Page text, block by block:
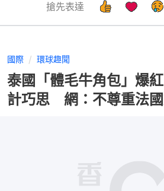
搶先表達
國際 環球趣聞
泰國「體毛牛角包」爆
計巧思 網：不尊重法